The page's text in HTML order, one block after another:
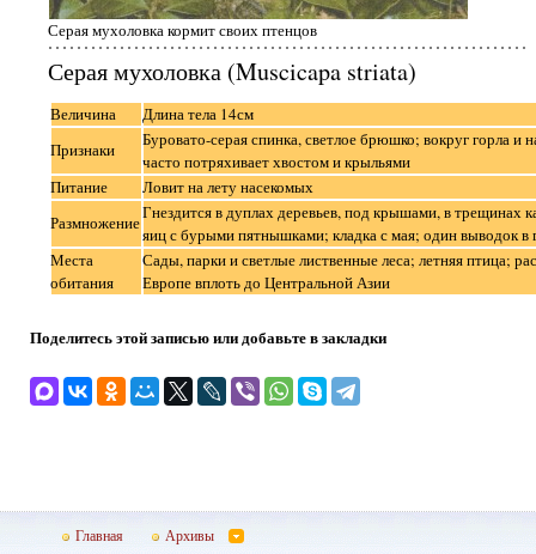
Серая мухоловка кормит своих птенцов
Серая мухоловка (Muscicapa striata)
Величина
Длина тела 14см
Признаки
Буровато-серая спинка, светлое брюшко; вокруг горла и
часто потряхивает хвостом и крыльями
Питание
Ловит на лету насекомых
РазмножениеГнездится в дуплах деревьев, под крышами, в
яиц с бурыми пятнышками; кладка с мая; один выводок в
Места
обитания
Сады, парки и светлые лиственные леса; летняя птица;
Европе вплоть до Центральной Азии
Поделитесь этой записью или добавьте в закладки
Главная Архивы